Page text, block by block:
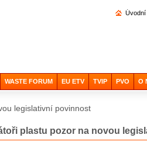
WASTE FORUM EU ETV TVIP PVO O
legislativní povinnost
plastu pozor na novou